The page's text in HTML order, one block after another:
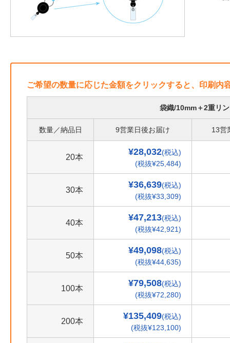
ご希望の数量に応じた金額をクリックすると、印刷内
袋織/10mm＋2重リ
数量／納品日 9営業日後お届け 13営
20本
¥28,032(税込)
(税抜¥25,484)
30本
¥36,639(税込)
(税抜¥33,309)
40本
¥47,213(税込)
(税抜¥42,921)
50本
¥49,098(税込)
(税抜¥44,635)
100本
¥79,508(税込)
(税抜¥72,280)
200本
¥135,409(税込)
(税抜¥123,100)